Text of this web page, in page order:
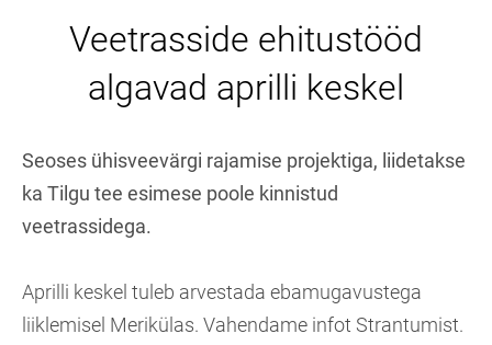
Veetrasside ehitustööd
algavad aprilli keskel
Seoses ühisveevärgi rajamise projektiga, liidetakse
ka Tilgu tee esimese poole kinnistud
veetrassidega.
Aprilli keskel tuleb arvestada ebamugavustega
liiklemisel Merikülas. Vahendame infot Strantumist.